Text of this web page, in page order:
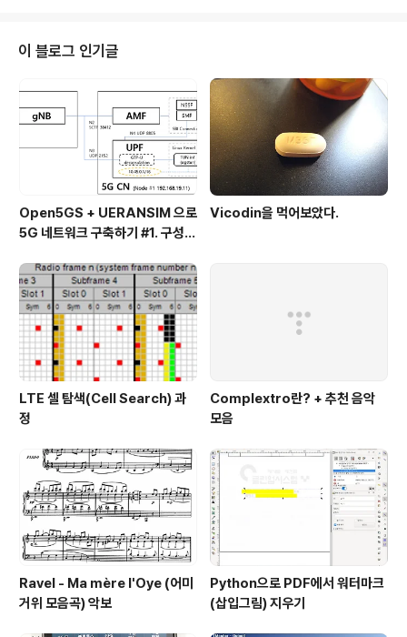
장되어 있으며 이는 엑셀에서 작업할 수 있고, 또는 텍스트
에디터로 직접 편집할 수 있다. 아래에 이 파일을 엑셀과 문
서편집기를 사용하여 편집하는 방법을 제시하였고, 이는
더욱 폭 넓은 응용을 통해 유용하게 사용이 가능하다. [사
진 1] 엑셀에서 작업하면 간단히 정형화된 데이터를 ..
이 블로그 인기글
Open5GS + UERANSIM 으로
5G 네트워크 구축하기 #1. 구성
Vicodin을 먹어보았다.
LTE 셀 탐색(Cell Search) 과
정
Complextro란? + 추천 음악
모음
Ravel - Ma mère l'Oye (어미
거위 모음곡) 악보
Python으로 PDF에서 워터마크
(삽입그림) 지우기